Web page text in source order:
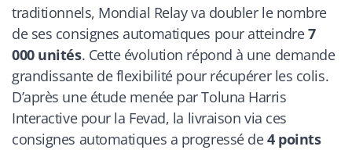
traditionnels, Mondial Relay va doubler le nombre
de ses consignes automatiques pour atteindre7
000 unités. Cette évolution répond à une demande
grandissante de flexibilité pour récupérer les colis.
D’après une étude menée par Toluna Harris
Interactive pour la Fevad, la livraison via ces
consignes automatiques a progressé de4 points